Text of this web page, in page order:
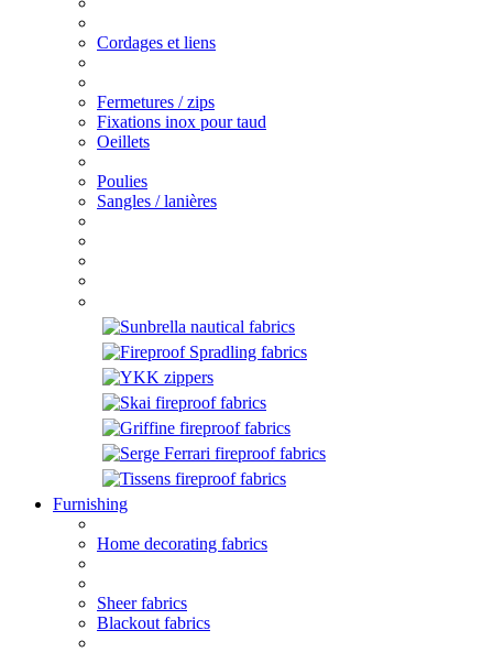
Cordages et liens
Fermetures / zips
Fixations inox pour taud
Oeillets
Poulies
Sangles / lanières
Furnishing
Home decorating fabrics
Sheer fabrics
Blackout fabrics